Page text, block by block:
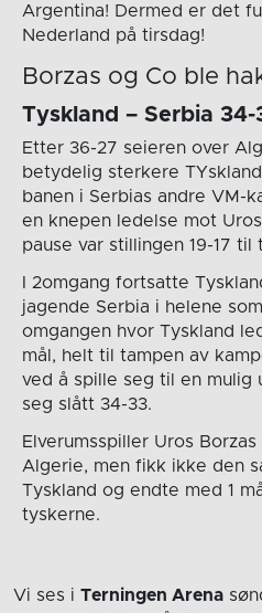
Argentina! Dermed er det
Nederland på tirsdag!
Borzas og Co ble
Tyskland – Serbia 34-
Etter 36-27 seieren over
betydelig sterkere
banen i Serbias andre VM-
en knepen ledelse mot
pause var stillingen 19-17 til
I 2omgang fortsatte
jagende Serbia i helene
omgangen hvor Tyskland
mål, helt til tampen av
ved å spille seg til en mulig
seg slått 34-33.
Elverumsspiller Uros
Algerie, men fikk ikke den
Tyskland og endte med 1
tyskerne.
Vi ses i Terningen Arena